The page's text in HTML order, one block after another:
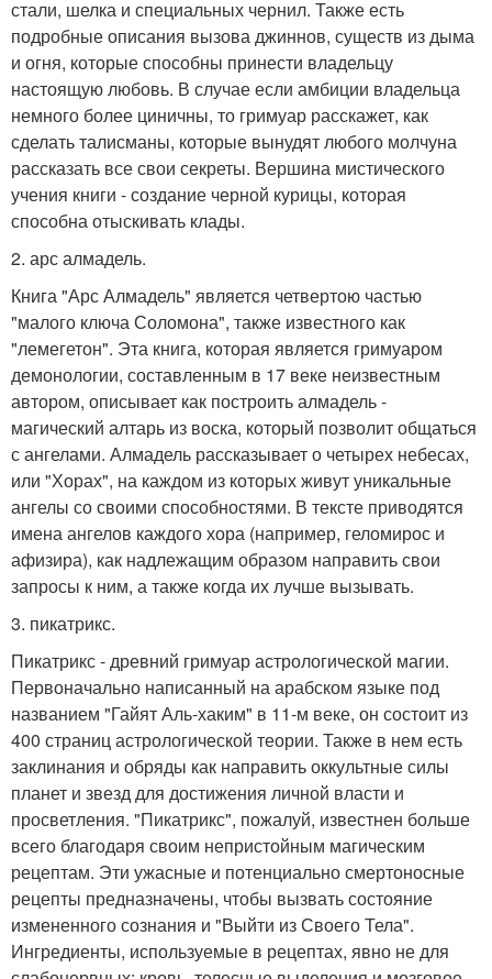
стали, шелка и специальных чернил. Также есть
подробные описания вызова джиннов, существ из дыма
и огня, которые способны принести владельцу
настоящую любовь. В случае если амбиции владельца
немного более циничны, то гримуар расскажет, как
сделать талисманы, которые вынудят любого молчуна
рассказать все свои секреты. Вершина мистического
учения книги - создание черной курицы, которая
способна отыскивать клады.
2. арс алмадель.
Книга "Арс Алмадель" является четвертою частью
"малого ключа Соломона", также известного как
"лемегетон". Эта книга, которая является гримуаром
демонологии, составленным в 17 веке неизвестным
автором, описывает как построить алмадель -
магический алтарь из воска, который позволит общаться
с ангелами. Алмадель рассказывает о четырех небесах,
или "Хорах", на каждом из которых живут уникальные
ангелы со своими способностями. В тексте приводятся
имена ангелов каждого хора (например, геломирос и
афизира), как надлежащим образом направить свои
запросы к ним, а также когда их лучше вызывать.
3. пикатрикс.
Пикатрикс - древний гримуар астрологической магии.
Первоначально написанный на арабском языке под
названием "Гайят Аль-хаким" в 11-м веке, он состоит из
400 страниц астрологической теории. Также в нем есть
заклинания и обряды как направить оккультные силы
планет и звезд для достижения личной власти и
просветления. "Пикатрикс", пожалуй, известнен больше
всего благодаря своим непристойным магическим
рецептам. Эти ужасные и потенциально смертоносные
рецепты предназначены, чтобы вызвать состояние
измененного сознания и "Выйти из Своего Тела".
Ингредиенты, используемые в рецептах, явно не для